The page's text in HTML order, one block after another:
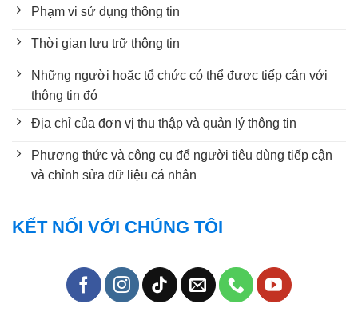
Phạm vi sử dụng thông tin
Thời gian lưu trữ thông tin
Những người hoặc tổ chức có thể được tiếp cận với
thông tin đó
Địa chỉ của đơn vị thu thập và quản lý thông tin
Phương thức và công cụ để người tiêu dùng tiếp cận
và chỉnh sửa dữ liệu cá nhân
KẾT NỐI VỚI CHÚNG TÔI